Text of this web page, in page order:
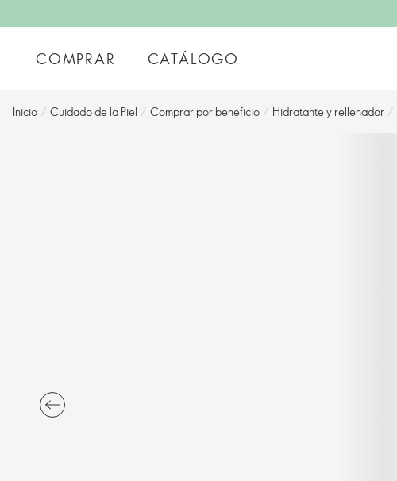
COMPRAR CATÁLOGO
Inicio / Cuidado de la Piel / Comprar por beneficio / Hidratante y rellenador /